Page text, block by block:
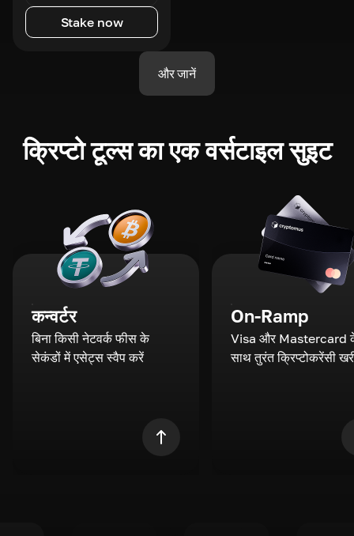
Stake now
और जानें
क्रिप्टो टूल्स का एक वर्सटाइल सुइट
कन्वर्टर
बिना किसी नेटवर्क फीस के
सेकंडों में एसेट्स स्वैप करें
On-Ramp
Visa और Mastercard
साथ तुरंत क्रिप्टोकरेंसी